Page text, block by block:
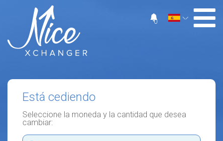
0
Está cediendo
Seleccione la moneda y la cantidad que desea
cambiar: